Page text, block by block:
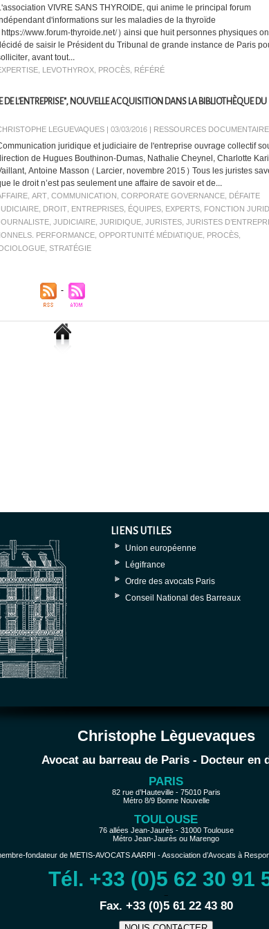
VIVRE SANS THYROIDE, qui anime le principal forum
d'informations sur les maladies de la thyroïde
www.forum-thyroide.net/) ainsi que huit personnes physiques
de saisir le Président du Tribunal de grande instance de Paris
avant tout...
, LEVOTHYROX, PROCÈS, RÉFÉRÉ
L'ENTREPRISE", NOUVELLE ACQUISITION DANS LA BIBLIOTHÈQUE DU
LEGUEVAQUES | 03/03/2016 | RESSOURCES
juridique et judiciaire de l'entreprise ouvrage collectif
de Hugues Bouthinon-Dumas, Nathalie Cheynel, Charlotte
Antoine Masson (Larcier, novembre 2015) Tous les juristes
le droit n’est pas seulement une affaire de savoir et de...
, ART, COMMUNICATION, CORPORATE GOVERNANCE, DÉFAITE
, DROIT, ENTREPRISES, ÉQUIPES, EXPERTS, FONCTION
, JUDICIAIRE, JURIDIQUE, JURISTES, JURISTES
PERFORMANCE, OPPORTUNITÉ MÉDIATIQUE, PROCÈS,
, STRATÉGIE
LIENS UTILES
Union européenne
Légifrance
Ordre des avocats Paris
Conseil National des Barreaux
Christophe Lèguevaques
Avocat au barreau de Paris - Docteur en
PARIS
82 rue d’Hauteville - 75010 Paris
Métro 8/9 Bonne Nouvelle
TOULOUSE
76 allées Jean-Jaurès - 31000 Toulouse
Métro Jean-Jaurès ou Marengo
fondateur de METIS-AVOCATS AARPII - Association d’Avocats à
Tél. +33 (0)5 62 30 91
−
Fax. +33 (0)5 61 22 43 80